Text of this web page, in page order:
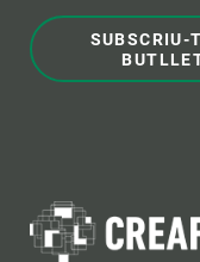
SUBSCRIU-